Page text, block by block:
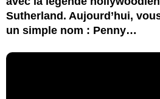
Sutherland. Aujourd’hui,
un simple nom : Penny…